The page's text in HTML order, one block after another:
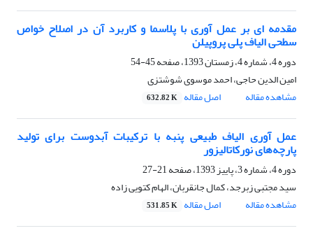
مقدمه ای بر عمل آوری با پلاسما و کاربرد آن در اصلاح خواص
سطحی الیاف پلی پروپیلن
دوره 4، شماره 4، زمستان 1393، صفحه
45-54
امین الدین حاجی، احمد موسوی شوشتزی
مشاهده مقاله
اصل مقاله 632.82 K
عمل آوری الیاف طبیعی پنبه با ترکیبات آبدوست برای تولید
پارچه‌های نورکاتالیزور
دوره 4، شماره 3، پاییز 1393، صفحه
21-27
سید مجتبی زبرجد، کمال جانقربان، الهام کتویی زاده
مشاهده مقاله
اصل مقاله 531.85 K